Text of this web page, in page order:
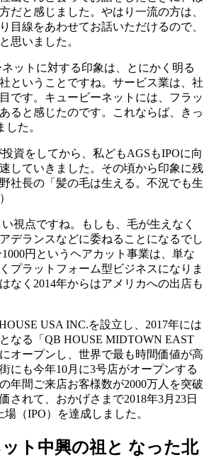
だと感じました。やはり一流の方は、
目線をあわせてお話いただけるので、
思いました。
ットに対する印象は、とにかく明る
ということですね。サービス業は、社
です。キュービーネットには、フラッ
ると感じたのです。これならば、きっ
た。
資をしてから、私どもAGSもIPOに向
していきました。その頃から印象に残
社長の「髪の毛は生える。不況でも生
視点ですね。もしも、毛が生えなく
デランスなどに委ねることになるでし
円というヘアカット事業は、単な
プラットフォーム型ビジネスになりま
なく2014年からはアメリカへの出店も
USA INC.を設立し、2017年には
なる「QB HOUSE MIDTOWN EAST
オープンし、世界で最も時間価値が高
にも今年10月に3号店がオープンする
年間ご来店お客様数が2000万人を突破
されて、おかげさまで2018年3月23日
（IPO）を達成しました。
ト中興の祖と なった北